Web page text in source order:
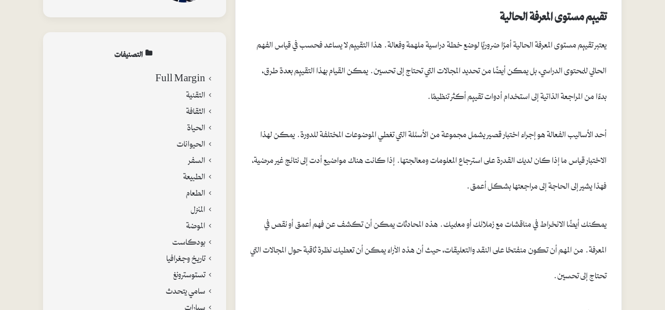
تقييم مستوى المعرفة الحالية
يعتبر تقييم مستوى المعرفة الحالية أمرًا ضروريًا لوضع خطة دراسية ملهمة وفعالة. هذا التقييم لا يساعد فحسب في قياس الفهم
الحالي للمحتوى الدراسي، بل يمكن أيضًا من تحديد المجالات التي تحتاج إلى تحسين. يمكن القيام بهذا التقييم بعدة طرق،
بدءًا من المراجعة الذاتية إلى استخدام أدوات تقييم أكثر تنظيمًا.
أحد الأساليب الفعالة هو إجراء اختبار قصير يشمل مجموعة من الأسئلة التي تغطي الموضوعات المختلفة للدورة. يمكن لهذا
الاختبار قياس ما إذا كان لديك القدرة على استرجاع المعلومات ومعالجتها. إذا كانت هناك مواضيع أدت إلى نتائج غير مرضية،
فهذا يشير إلى الحاجة إلى مراجعتها بشكل أعمق.
يمكنك أيضًا الانخراط في مناقشات مع زملائك أو معلميك. هذه المحادثات يمكن أن تكشف عن فهم أعمق أو نقص في
المعرفة. من المهم أن تكون منفتحًا على النقد والتعليقات، حيث أن هذه الآراء يمكن أن تعطيك نظرة ثاقبة حول المجالات التي
تحتاج إلى تحسين.
التصنيفات
Full Margin
التقنية
الثقافة
الحياة
الحيوانات
السفر
الطبيعة
الطعام
المنزل
الموضة
بودكاست
تاريخ وجغرافيا
تستوسترونغ
سامي يتحدث
سيارات